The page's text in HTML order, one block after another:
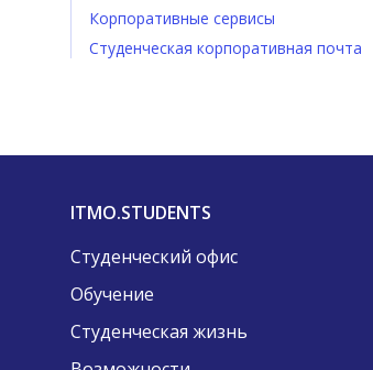
Корпоративные сервисы
Студенческая корпоративная почта
ITMO.STUDENTS
Студенческий офис
Обучение
Студенческая жизнь